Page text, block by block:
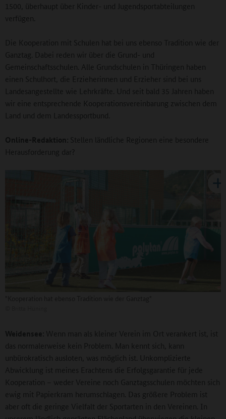
1500, überhaupt über Kinder- und Jugendsportabteilungen
verfügen.
Die Kooperation mit Schulen hat bei uns ebenso Tradition wie der
Ganztag. Dabei reden wir über die Grund- und
Gemeinschaftsschulen. Alle Grundschulen in Thüringen haben
einen Schulhort, die Erzieherinnen und Erzieher sind bei uns
Landesangestellte wie Lehrkräfte. Und seit bald 35 Jahren haben
wir eine entsprechende Kooperationsvereinbarung zwischen dem
Land und dem Landessportbund.
Online-Redaktion:
Stellen ländliche Regionen eine besondere
Herausforderung dar?
Weidensee: Wenn man als kleiner Verein im Ort verankert ist, ist
das normalerweise kein Problem. Man kennt sich, kann
unbürokratisch ausloten, was möglich ist. Unkomplizierte
Abwicklung ist meines Erachtens die Erfolgsgarantie für jede
Kooperation – weder Vereine noch Ganztagsschulen möchten sich
ewig mit Papierkram herumschlagen. Das größere Problem ist
aber oft die geringe Vielfalt der Sportarten in den Vereinen. In